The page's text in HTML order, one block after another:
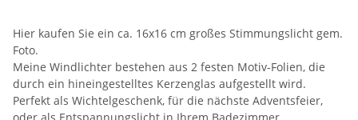
Hier kaufen Sie ein ca. 16x16 cm großes Stimmungslicht gem.
Foto.
Meine Windlichter bestehen aus 2 festen Motiv-Folien, die
durch ein hineingestelltes Kerzenglas aufgestellt wird.
Perfekt als Wichtelgeschenk, für die nächste Adventsfeier,